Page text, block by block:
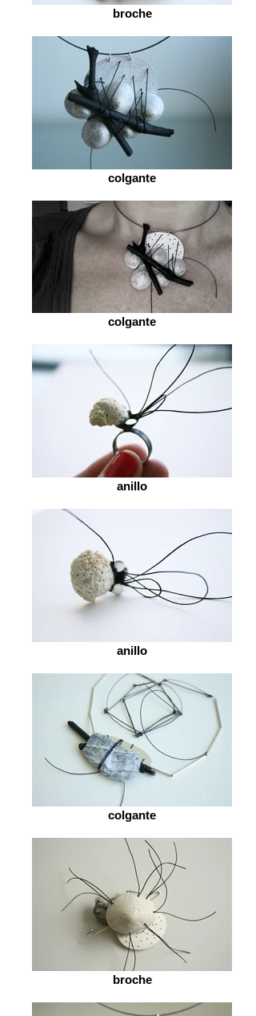
broche
colgante
colgante
anillo
anillo
colgante
broche